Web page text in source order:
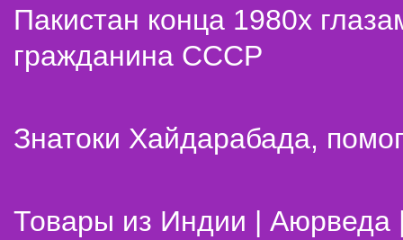
Пакистан конца 1980х
гражданина СССР
Знатоки Хайдарабада,
Товары из Индии | Аюрведа